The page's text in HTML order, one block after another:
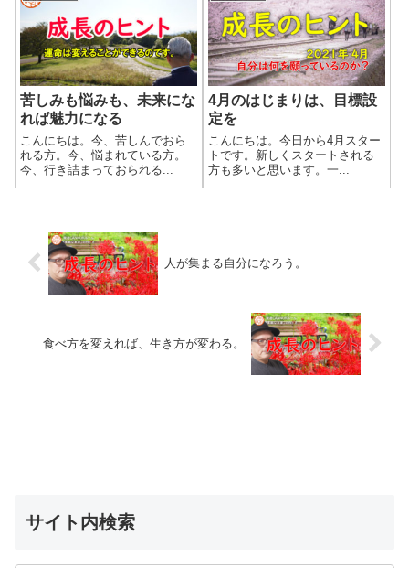
苦しみも悩みも、未来にな
れば魅力になる
こんにちは。今、苦しんでおら
れる方。今、悩まれている方。
今、行き詰まっておられる...
4月のはじまりは、目標設
定を
こんにちは。今日から4月スター
トです。新しくスタートされる
方も多いと思います。一...
人が集まる自分になろう。
食べ方を変えれば、生き方が変わる。
サイト内検索